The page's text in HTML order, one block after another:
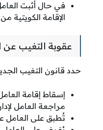
في حال أثبت
الإقامة الكويتية
عقوبة التغيب عن
حدد قانون التغيب
مراجعة العامل
تُطبق على العامل